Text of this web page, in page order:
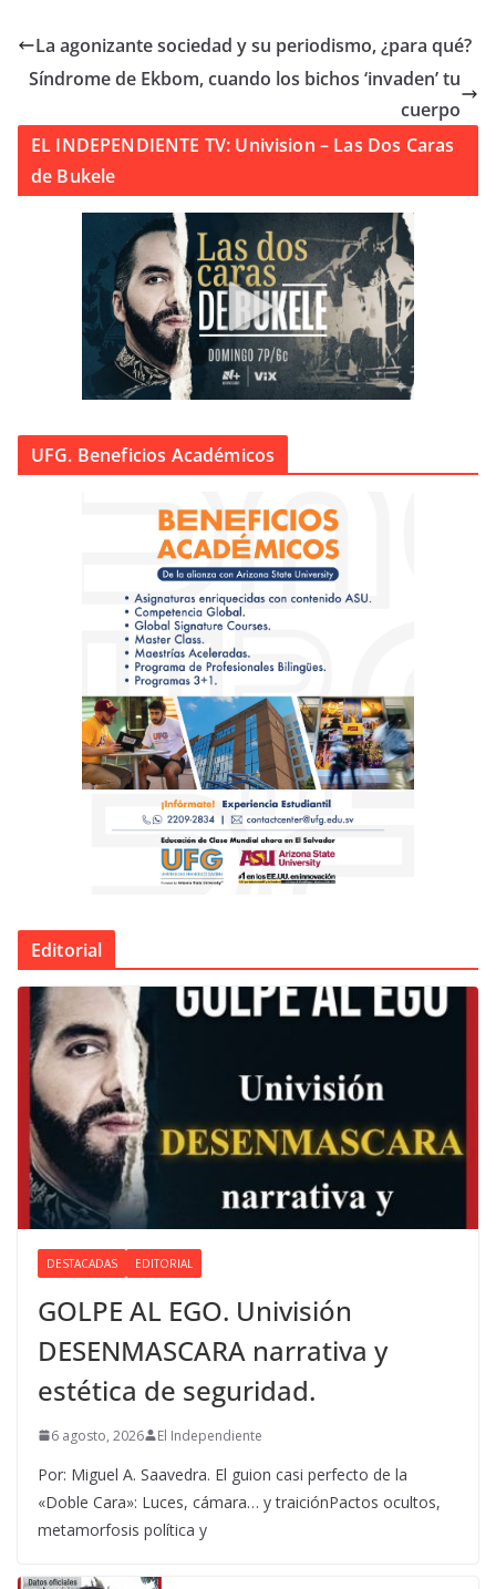
La agonizante sociedad y su periodismo, ¿para qué?
Síndrome de Ekbom, cuando los bichos ‘invaden’ tu
cuerpo
EL INDEPENDIENTE TV: Univision – Las Dos Caras
de Bukele
UFG. Beneficios Académicos
Editorial
DESTACADAS EDITORIAL
GOLPE AL EGO. Univisión
DESENMASCARA narrativa y
estética de seguridad.
6 agosto, 2026 El Independiente
Por: Miguel A. Saavedra. El guion casi perfecto de la
«Doble Cara»: Luces, cámara… y traiciónPactos ocultos,
metamorfosis política y